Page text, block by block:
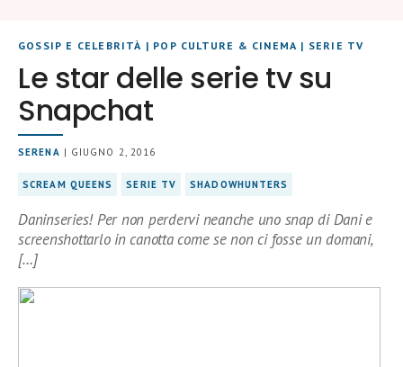
GOSSIP E CELEBRITÀ | POP CULTURE & CINEMA | SERIE TV
Le star delle serie tv su
Snapchat
SERENA | GIUGNO 2, 2016
SCREAM QUEENS SERIE TV SHADOWHUNTERS
Daninseries! Per non perdervi neanche uno snap di Dani e
screenshottarlo in canotta come se non ci fosse un domani,
[…]